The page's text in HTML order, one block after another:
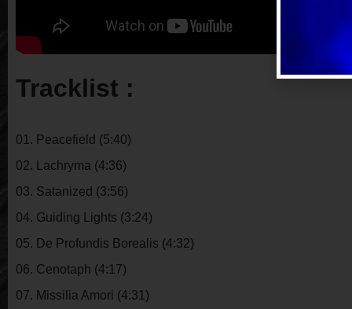
Tracklist :
01. Peacefield (5:40)
02. Lachryma (4:36)
03. Satanized (3:56)
04. Guiding Lights (3:24)
05. De Profundis Borealis (4:32)
06. Cenotaph (4:17)
07. Missilia Amori (4:31)